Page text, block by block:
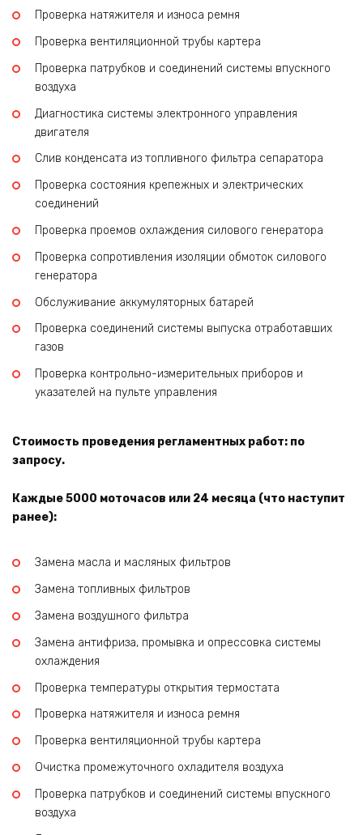
Проверка натяжителя и износа ремня
Проверка вентиляционной трубы картера
Проверка патрубков и соединений системы впускного
воздуха
Диагностика системы электронного управления
двигателя
Слив конденсата из топливного фильтра сепаратора
Проверка состояния крепежных и электрических
соединений
Проверка проемов охлаждения силового генератора
Проверка сопротивления изоляции обмоток силового
генератора
Обслуживание аккумуляторных батарей
Проверка соединений системы выпуска отработавших
газов
Проверка контрольно-измерительных приборов и
указателей на пульте управления
Стоимость проведения регламентных работ: по
запросу.
Каждые 5000 моточасов или 24 месяца (что наступит
ранее):
Замена масла и масляных фильтров
Замена топливных фильтров
Замена воздушного фильтра
Замена антифриза, промывка и опрессовка системы
охлаждения
Проверка температуры открытия термостата
Проверка натяжителя и износа ремня
Проверка вентиляционной трубы картера
Очистка промежуточного охладителя воздуха
Проверка патрубков и соединений системы впускного
воздуха